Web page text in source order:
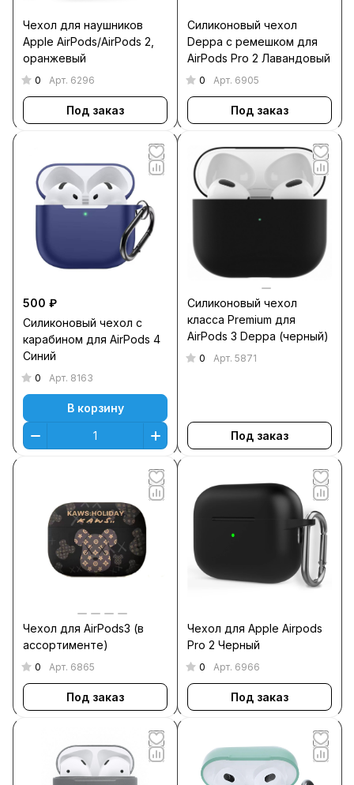
Чехол для наушников
Apple AirPods/AirPods 2,
оранжевый
0 Арт. 6296
Под заказ
Силиконовый чехол
Deppa c ремешком для
AirPods Pro 2 Лавандовый
0 Арт. 6905
Под заказ
500 ₽
Силиконовый чехол c
карабином для AirPods 4
Синий
0 Арт. 8163
В корзину
Силиконовый чехол
класса Premium для
AirPods 3 Deppa (черный)
0 Арт. 5871
Под заказ
Чехол для AirPods3 (в
ассортименте)
0 Арт. 6865
Под заказ
Чехол для Apple Airpods
Pro 2 Черный
0 Арт. 6966
Под заказ